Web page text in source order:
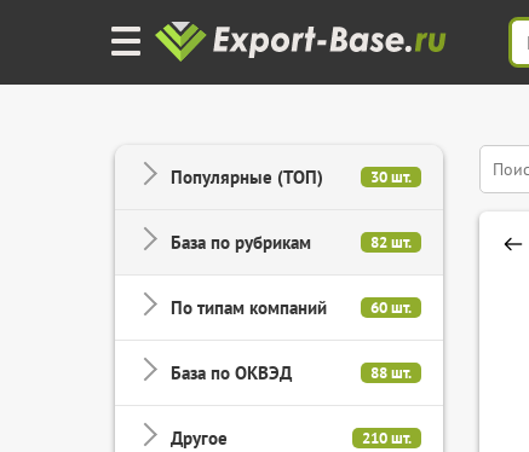
Популярные (ТОП) 30 шт.
База по рубрикам 82 шт.
По типам компаний 60 шт.
База по ОКВЭД 88 шт.
Другое 210 шт.